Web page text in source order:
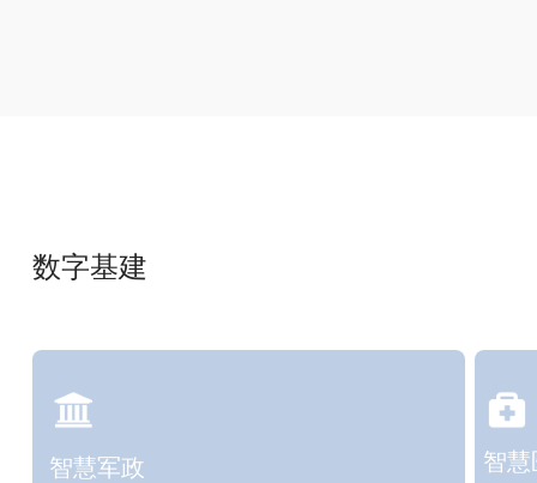
数字基建
智慧军政 智慧